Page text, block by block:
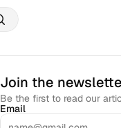
Join the
Be the first to read our
Email